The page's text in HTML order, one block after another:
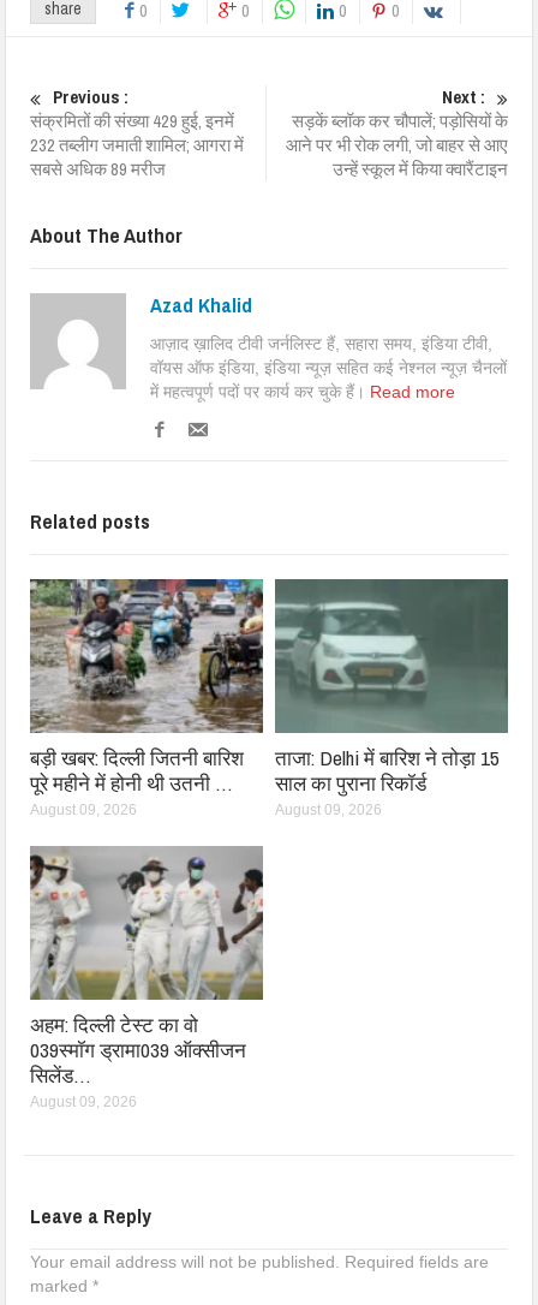
share 0 0 0 0
Previous :
संक्रमितों की संख्या 429 हुई, इनमें
232 तब्लीग जमाती शामिल; आगरा में
सबसे अधिक 89 मरीज
Next :
सड़कें ब्लॉक कर चौपालें; पड़ोसियों के
आने पर भी रोक लगी, जो बाहर से आए
उन्हें स्कूल में किया क्वारैंटाइन
About The Author
Azad Khalid
आज़ाद ख़ालिद टीवी जर्नलिस्ट हैं, सहारा समय, इंडिया टीवी,
वॉयस ऑफ इंडिया, इंडिया न्यूज़ सहित कई नेश्नल न्यूज़ चैनलों
में महत्वपूर्ण पदों पर कार्य कर चुके हैं। Read more
Related posts
बड़ी खबर: दिल्ली जितनी बारिश
पूरे महीने में होनी थी उतनी …
August 09, 2026
ताजा: Delhi में बारिश ने तोड़ा 15
साल का पुराना रिकॉर्ड
August 09, 2026
अहम: दिल्ली टेस्ट का वो
039स्मॉग ड्रामा039 ऑक्सीजन
सिलेंड…
August 09, 2026
Leave a Reply
Your email address will not be published.
Required fields are
marked*